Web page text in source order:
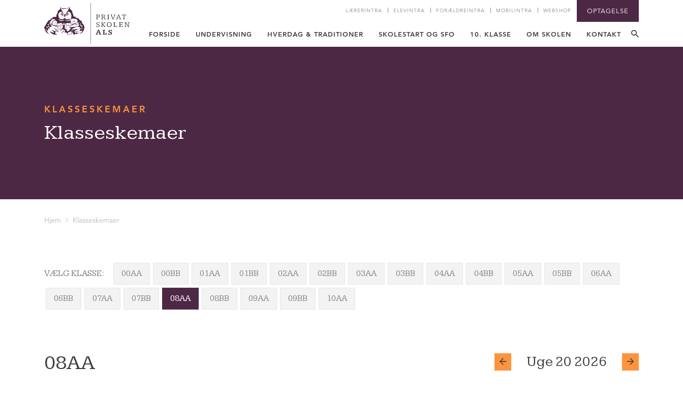
LÆRERINTRA ELEVINTRA FORÆLDREINTRA MOBILINTRA WEBSHOP OPTAGELSE
FORSIDE UNDERVISNING HVERDAG & TRADITIONER SKOLESTART OG SFO 10. KLASSE OM SKOLEN KONTAKT
KLASSESKEMAER
Klasseskemaer
Hjem Klasseskemaer
VÆLG KLASSE: 00AA 00BB 01AA 01BB 02AA 02BB 03AA 03BB 04AA 04BB 05AA 05BB 06AA
06BB 07AA 07BB 08AA 08BB 09AA 09BB 10AA
08AA Uge 20 2026